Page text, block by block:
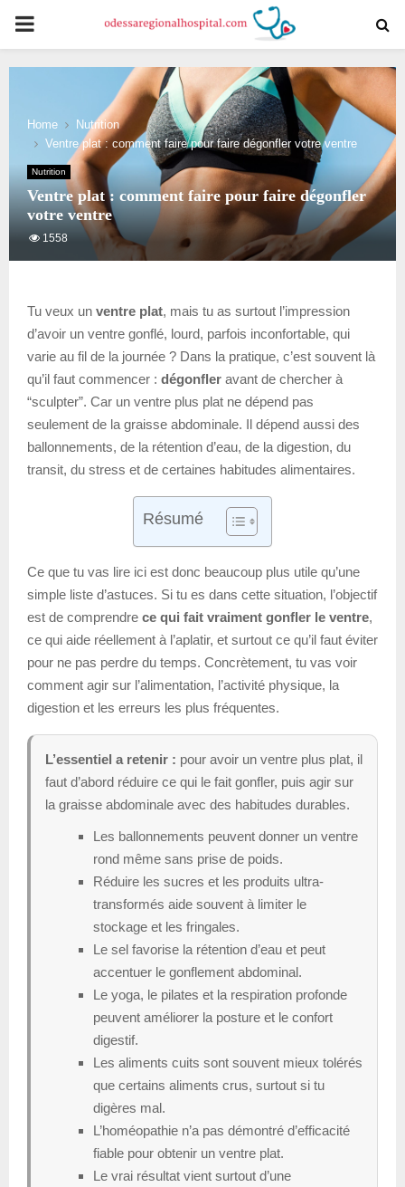
PRIMARY
MENU
Home
Nutrition
Ventre plat : comment faire pour faire dégonfler votre ventre
Nutrition
Ventre plat : comment faire pour faire dégonfler
votre ventre
1558
Tu veux un ventre plat, mais tu as surtout l’impression
d’avoir un ventre gonflé, lourd, parfois inconfortable, qui
varie au fil de la journée ? Dans la pratique, c’est souvent là
qu’il faut commencer : dégonfler avant de chercher à
“sculpter”. Car un ventre plus plat ne dépend pas
seulement de la graisse abdominale. Il dépend aussi des
ballonnements, de la rétention d’eau, de la digestion, du
transit, du stress et de certaines habitudes alimentaires.
Résumé
Ce que tu vas lire ici est donc beaucoup plus utile qu’une
simple liste d’astuces. Si tu es dans cette situation, l’objectif
est de comprendre ce qui fait vraiment gonfler le ventre,
ce qui aide réellement à l’aplatir, et surtout ce qu’il faut éviter
pour ne pas perdre du temps. Concrètement, tu vas voir
comment agir sur l’alimentation, l’activité physique, la
digestion et les erreurs les plus fréquentes.
L’essentiel a retenir : pour avoir un ventre plus plat, il
faut d’abord réduire ce qui le fait gonfler, puis agir sur
la graisse abdominale avec des habitudes durables.
Les ballonnements peuvent donner un ventre
rond même sans prise de poids.
Réduire les sucres et les produits ultra-
transformés aide souvent à limiter le
stockage et les fringales.
Le sel favorise la rétention d’eau et peut
accentuer le gonflement abdominal.
Le yoga, le pilates et la respiration profonde
peuvent améliorer la posture et le confort
digestif.
Les aliments cuits sont souvent mieux tolérés
que certains aliments crus, surtout si tu
digères mal.
L’homéopathie n’a pas démontré d’efficacité
fiable pour obtenir un ventre plat.
Le vrai résultat vient surtout d’une